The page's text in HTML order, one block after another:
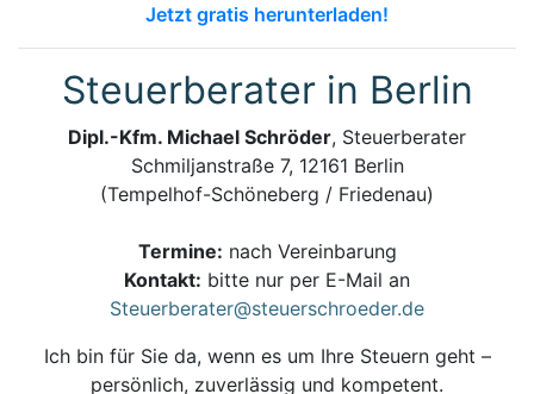
Jetzt gratis herunterladen!
Steuerberater in Berlin
Dipl.-Kfm. Michael Schröder, Steuerberater
Schmiljanstraße 7, 12161 Berlin
(Tempelhof-Schöneberg / Friedenau)
Termine: nach Vereinbarung
Kontakt: bitte nur per E-Mail an
Steuerberater@steuerschroeder.de
Ich bin für Sie da, wenn es um Ihre Steuern geht –
persönlich, zuverlässig und kompetent.